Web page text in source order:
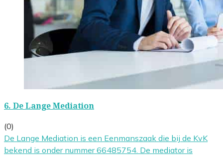
6. De Lange Mediation
(0)
De Lange Mediation is een Eenmanszaak die bij de KvK
bekend is onder nummer 66485754. De mediator is